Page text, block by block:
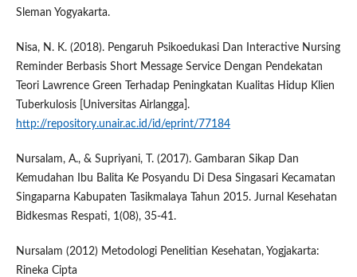
Sleman Yogyakarta.
Nisa, N. K. (2018). Pengaruh Psikoedukasi Dan Interactive Nursing
Reminder Berbasis Short Message Service Dengan Pendekatan
Teori Lawrence Green Terhadap Peningkatan Kualitas Hidup Klien
Tuberkulosis [Universitas Airlangga].
http://repository.unair.ac.id/id/eprint/77184
Nursalam, A., & Supriyani, T. (2017). Gambaran Sikap Dan
Kemudahan Ibu Balita Ke Posyandu Di Desa Singasari Kecamatan
Singaparna Kabupaten Tasikmalaya Tahun 2015. Jurnal Kesehatan
Bidkesmas Respati, 1(08), 35-41.
Nursalam (2012) Metodologi Penelitian Kesehatan, Yogjakarta:
Rineka Cipta